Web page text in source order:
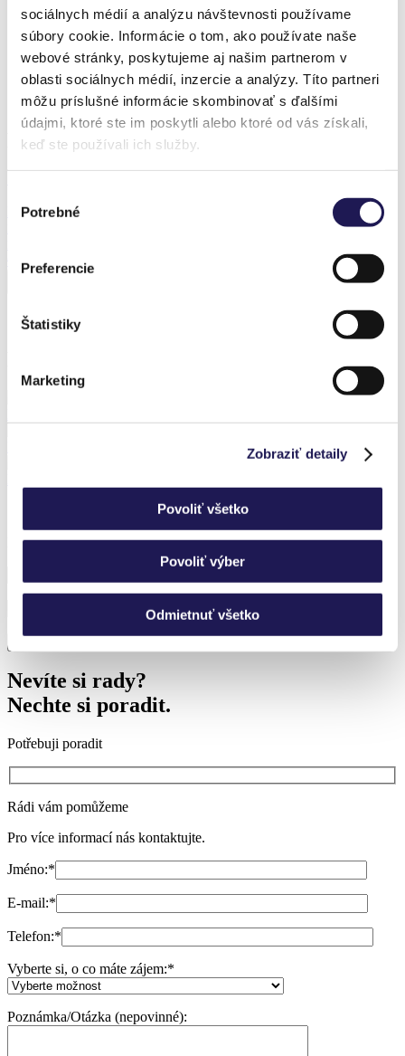
sociálnych médií a analýzu návštevnosti používame
súbory cookie. Informácie o tom, ako používate naše
webové stránky, poskytujeme aj našim partnerom v
oblasti sociálnych médií, inzercie a analýzy. Títo partneri
môžu príslušné informácie skombinovať s ďalšími
údajmi, ktoré ste im poskytli alebo ktoré od vás získali,
keď ste používali ich služby.
súhlasu
Potrebné
Preferencie
Štatistiky
Marketing
Zobraziť detaily
Povoliť všetko
Povoliť výber
Odmietnuť všetko
Realization – Ebreichsdorf
Realization – Ebreichsdorf
Realization – Ebreichsdorf
Produkt z realizace
PANOLEX
Od 57 509,69
PANOGLASS | Hliníková pergola | Sklo / Stockerau
Přihlaste se k odběru novinek a nic vám neunikne.
Nevíte si rady?
Nechte si poradit.
Potřebuji poradit
Rádi vám pomůžeme
Pro více informací nás kontaktujte.
Jméno:*
E-mail:*
Telefon:*
Vyberte si, o co máte zájem:*
Poznámka/Otázka (nepovinné):